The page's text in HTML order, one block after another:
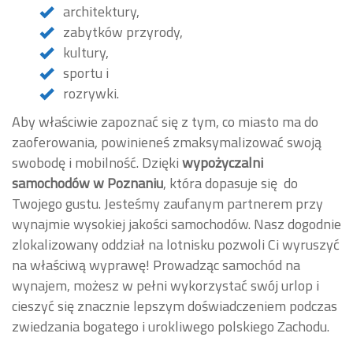
architektury,
zabytków przyrody,
kultury,
sportu i
rozrywki.
Aby właściwie zapoznać się z tym, co miasto ma do
zaoferowania, powinieneś zmaksymalizować swoją
swobodę i mobilność. Dziękiwypożyczalni
samochodów w Poznaniu, która dopasuje się do
Twojego gustu. Jesteśmy zaufanym partnerem przy
wynajmie wysokiej jakości samochodów. Nasz dogodnie
zlokalizowany oddział na lotnisku pozwoli Ci wyruszyć
na właściwą wyprawę! Prowadząc samochód na
wynajem, możesz w pełni wykorzystać swój urlop i
cieszyć się znacznie lepszym doświadczeniem podczas
zwiedzania bogatego i urokliwego polskiego Zachodu.